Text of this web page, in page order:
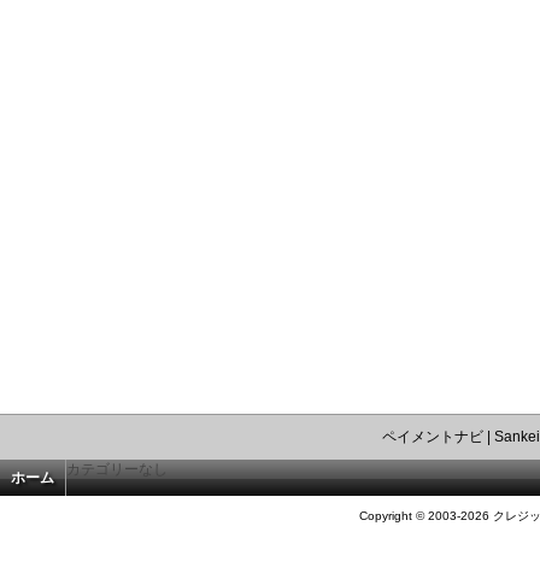
ペイメントナビ|
ホーム カテゴリーなし
Copyright © 2003-2026 クレジ